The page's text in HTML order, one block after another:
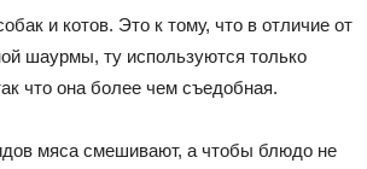
и котов. Это к тому, что в отличие от
шаурмы, ту используются только
что она более чем съедобная.
мяса смешивают, а чтобы блюдо не